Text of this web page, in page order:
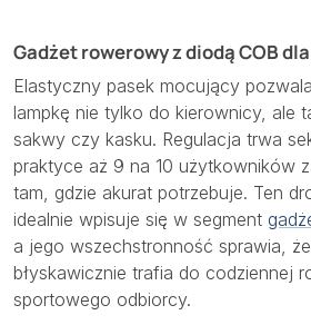
Gadżet rowerowy z diodą COB
Elastyczny pasek mocujący
lampkę nie tylko do kierownicy, ale
sakwy czy kasku. Regulacja trwa
praktyce aż 9 na 10 użytkowników
tam, gdzie akurat potrzebuje. Ten
idealnie wpisuje się w segment
a jego wszechstronność sprawia,
błyskawicznie trafia do codziennej
sportowego odbiorcy.